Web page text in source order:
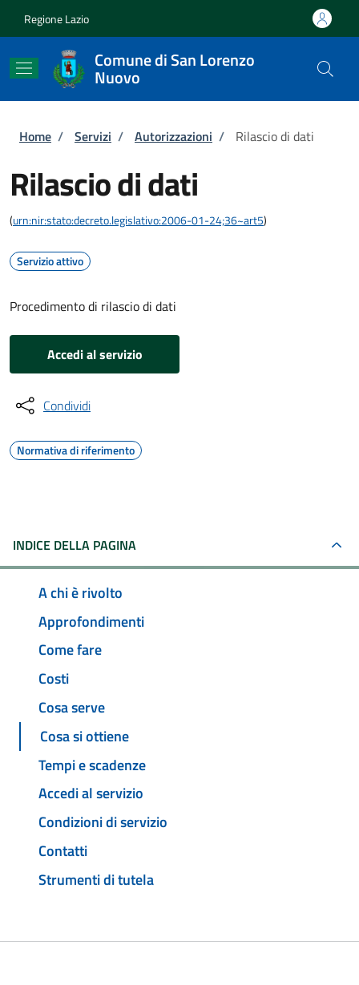
Regione Lazio
Comune di San Lorenzo
Nuovo
Briciole di pane
Home / Servizi / Autorizzazioni / Rilascio di dati
Rilascio di dati
(urn:nir:stato:decreto.legislativo:2006-01-24;36~art5)
Servizio attivo
Procedimento di rilascio di dati
Accedi al servizio
Condividi
Normativa di riferimento
INDICE DELLA PAGINA
A chi è rivolto
Approfondimenti
Come fare
Costi
Cosa serve
Cosa si ottiene
Tempi e scadenze
Accedi al servizio
Condizioni di servizio
Contatti
Strumenti di tutela